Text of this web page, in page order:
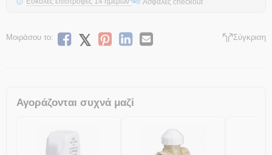
Μοιράσου το: Σύγκριση
Αγοράζονται συχνά μαζί